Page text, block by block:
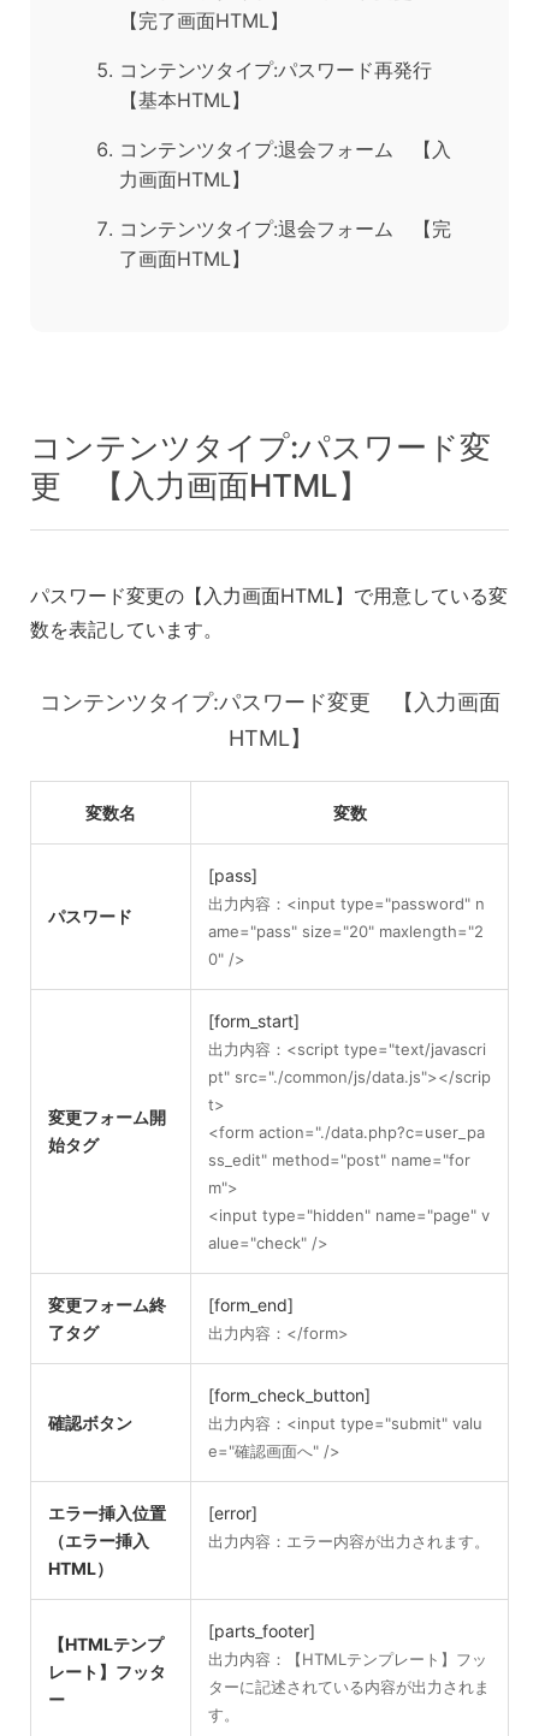
【完了画面HTML】
コンテンツタイプ:パスワード再発行
【基本HTML】
コンテンツタイプ:退会フォーム 【入
力画面HTML】
コンテンツタイプ:退会フォーム 【完
了画面HTML】
コンテンツタイプ:パスワード変
更 【入力画面HTML】
パスワード変更の【入力画面HTML】で用意している変
数を表記しています。
コンテンツタイプ:パスワード変更 【入力画面
HTML】
変数名 変数
パスワード
[pass]
出力内容：<input type="password" n
ame="pass" size="20" maxlength="2
0" />
変更フォーム開
始タグ
[form_start]
出力内容：<script type="text/javascri
pt" src="./common/js/data.js"></scrip
t>
<form action="./data.php?c=user_pa
ss_edit" method="post" name="for
m">
<input type="hidden" name="page" v
alue="check" />
変更フォーム終
了タグ
[form_end]
出力内容：</form>
確認ボタン
[form_check_button]
出力内容：<input type="submit" valu
e="確認画面へ" />
エラー挿入位置
（エラー挿入
HTML）
[error]
出力内容：エラー内容が出力されます。
【HTMLテンプ
レート】フッタ
ー
[parts_footer]
出力内容：【HTMLテンプレート】フッ
ターに記述されている内容が出力されま
す。